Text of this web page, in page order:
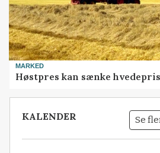
MARKED
Høstpres kan sænke
KALENDER Se